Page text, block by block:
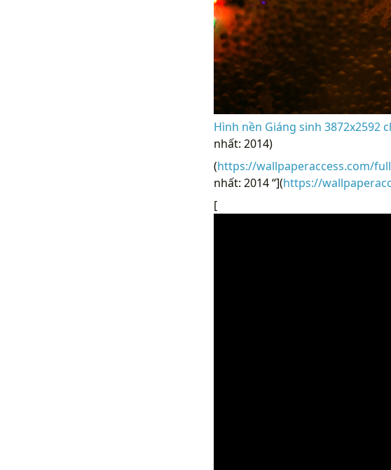
Hình nền Giáng sinh 3872x2592
nhất: 2014)
(https://wallpaperaccess.com/
nhất: 2014 “](https://
[